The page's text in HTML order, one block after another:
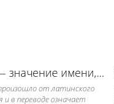
Виктория — значение имени, его судьба и характер
от латинского
в переводе означает